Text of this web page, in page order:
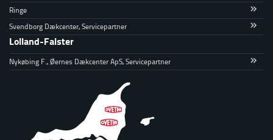
Ringe
Svendborg Dækcenter, Servicepartner
Lolland-Falster
Nykøbing F., Øernes Dækcenter ApS, Servicepartner